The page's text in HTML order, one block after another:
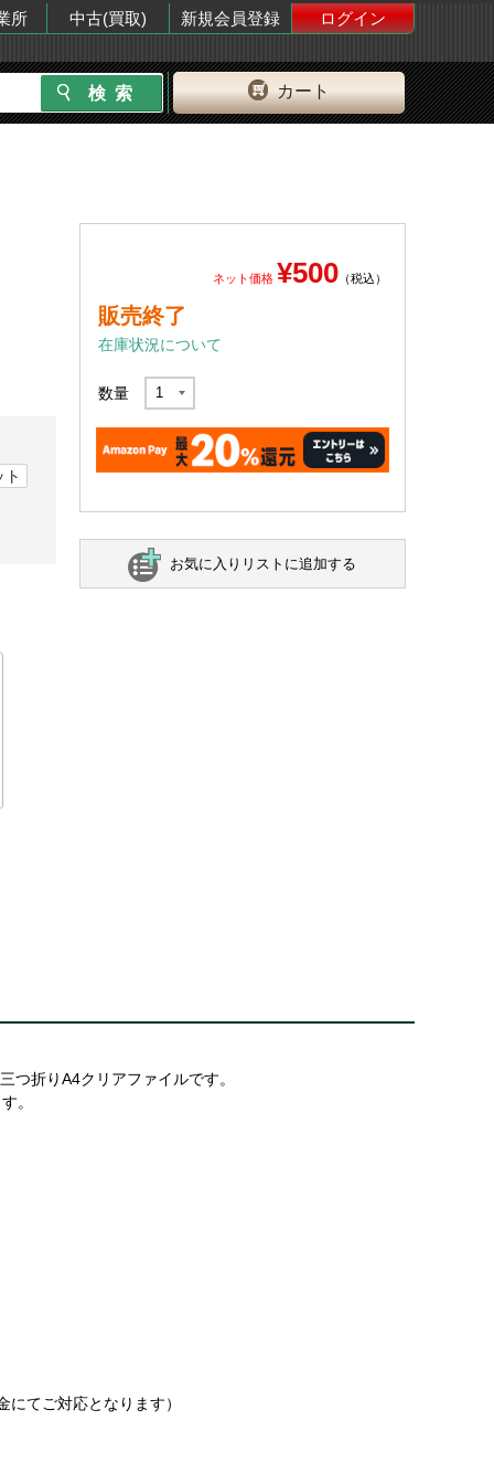
所 中古(買取) 新規会員登録 ログイン
カート
ネット価格 ¥500（税込）
販売終了
在庫状況について
数量
お気に入りリストに追加する
つ折りA4クリアファイルです。
。
てご対応となります）